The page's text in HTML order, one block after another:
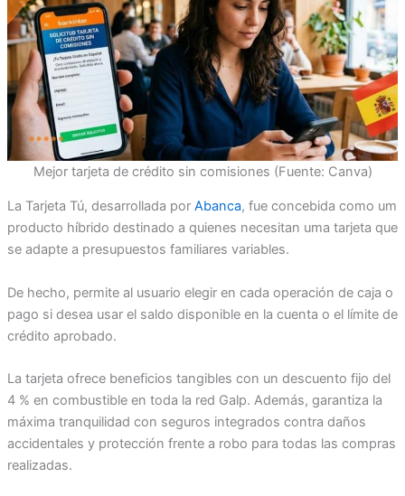
Mejor tarjeta de crédito sin comisiones (Fuente: Canva)
La Tarjeta Tú, desarrollada por Abanca, fue concebida como um
producto híbrido destinado a quienes necesitan uma tarjeta que
se adapte a presupuestos familiares variables.
De hecho, permite al usuario elegir en cada operación de caja o
pago si desea usar el saldo disponible en la cuenta o el límite de
crédito aprobado.
La tarjeta ofrece beneficios tangibles con un descuento fijo del
4 % en combustible en toda la red Galp. Además, garantiza la
máxima tranquilidad con seguros integrados contra daños
accidentales y protección frente a robo para todas las compras
realizadas.